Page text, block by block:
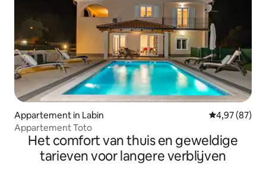
Appartement in Labin Gemiddelde
4,97 (87)
Appartement Toto
Het comfort van thuis en geweldige
tarieven voor langere verblijven